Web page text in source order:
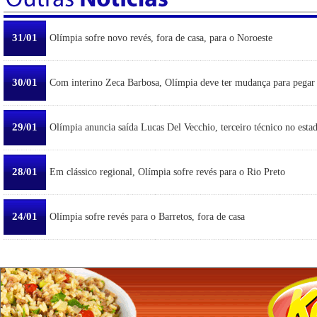
31/01 Olímpia sofre novo revés, fora de casa, para o Noroeste
30/01 Com interino Zeca Barbosa, Olímpia deve ter mudança para pegar
29/01 Olímpia anuncia saída Lucas Del Vecchio, terceiro técnico no
28/01 Em clássico regional, Olímpia sofre revés para o Rio Preto
24/01 Olímpia sofre revés para o Barretos, fora de casa